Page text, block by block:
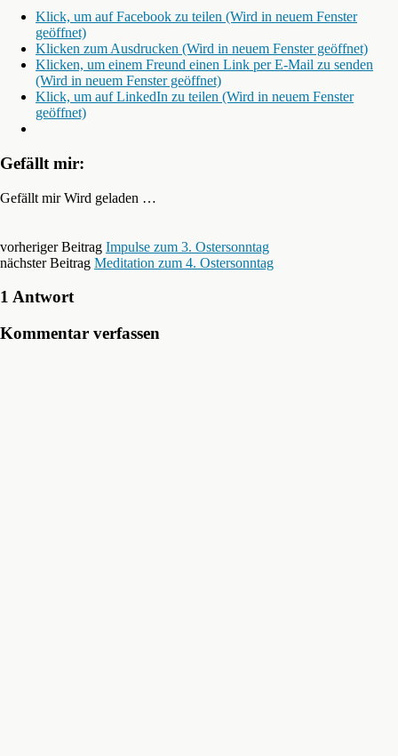
Klick, um auf Facebook zu teilen (Wird in neuem Fenster
geöffnet)
Klicken zum Ausdrucken (Wird in neuem Fenster geöffnet)
Klicken, um einem Freund einen Link per E-Mail zu senden
(Wird in neuem Fenster geöffnet)
Klick, um auf LinkedIn zu teilen (Wird in neuem Fenster
geöffnet)
Gefällt mir:
Gefällt mir Wird geladen …
vorheriger Beitrag Impulse zum 3. Ostersonntag
nächster Beitrag Meditation zum 4. Ostersonntag
1 Antwort
Kommentar verfassen